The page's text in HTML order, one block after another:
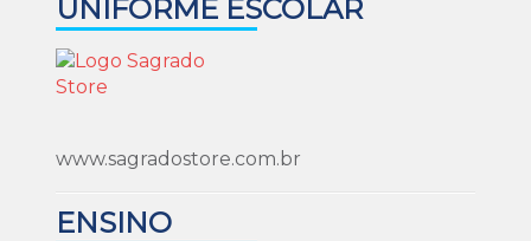
UNIFORME ESCOLAR
www.sagradostore.com.br
ENSINO